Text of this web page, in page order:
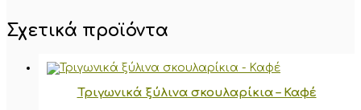
Σχετικά προϊόντα
Τριγωνικά ξύλινα σκουλαρίκια – Καφέ